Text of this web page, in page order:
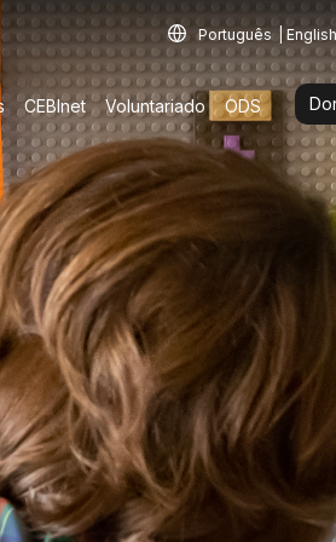
Português English
CEBInet Voluntariado ODS